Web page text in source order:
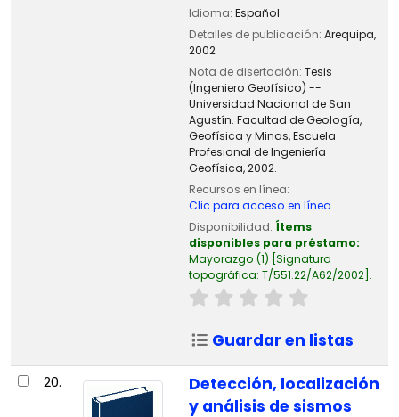
Idioma: Español
Detalles de publicación: Arequipa,
2002
Nota de disertación: Tesis
(Ingeniero Geofísico) --
Universidad Nacional de San
Agustín. Facultad de Geología,
Geofísica y Minas, Escuela
Profesional de Ingeniería
Geofísica, 2002.
Recursos en línea:
Clic para acceso en línea
Disponibilidad: Ítems
disponibles para préstamo:
Mayorazgo (1) Signatura
topográfica: T/551.22/A62/2002 .
Guardar en listas
20.
Detección, localización
y análisis de sismos